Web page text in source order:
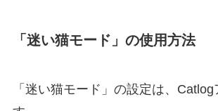
「迷い猫モード」の使用方法
「迷い猫モード」の設定は、